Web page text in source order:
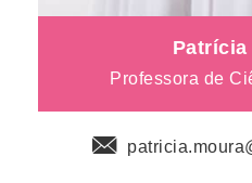
Patrícia
Professora de